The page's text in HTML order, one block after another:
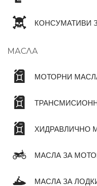
КОНСУМАТИВИ
МАСЛА
МОТОРНИ
ХИДРАВЛИЧНО
МАСЛА ЗА
МАСЛА ЗА